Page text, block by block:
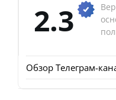
2.3
Обзор Телеграм-